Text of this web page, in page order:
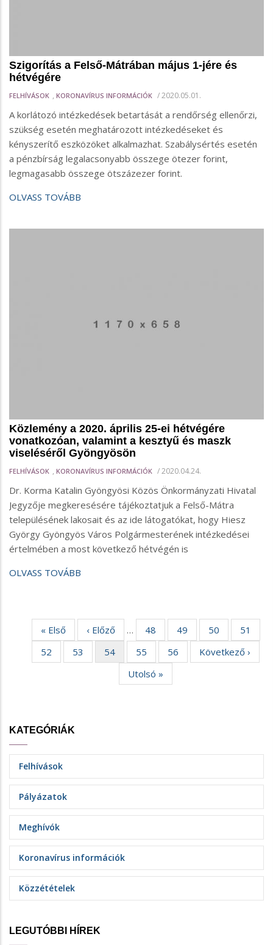
Szigorítás a Felső-Mátrában május 1-jére és
hétvégére
FELHÍVÁSOK , KORONAVÍRUS INFORMÁCIÓK /2020.05.01.
A korlátozó intézkedések betartását a rendőrség ellenőrzi,
szükség esetén meghatározott intézkedéseket és
kényszerítő eszközöket alkalmazhat. Szabálysértés esetén
a pénzbírság legalacsonyabb összege ötezer forint,
legmagasabb összege ötszázezer forint.
OLVASS TOVÁBB
Közlemény a 2020. április 25-ei hétvégére
vonatkozóan, valamint a kesztyű és maszk
viseléséről Gyöngyösön
FELHÍVÁSOK , KORONAVÍRUS INFORMÁCIÓK /2020.04.24.
Dr. Korma Katalin Gyöngyösi Közös Önkormányzati Hivatal
Jegyzője megkeresésére tájékoztatjuk a Felső-Mátra
településének lakosait és az ide látogatókat, hogy Hiesz
György Gyöngyös Város Polgármesterének intézkedései
értelmében a most következő hétvégén is
OLVASS TOVÁBB
Oldalszámozás
Első
oldal
« Első
Előző
oldal
‹ Előző … Oldal
48 Oldal
49 Oldal
50 Oldal
51
Oldal
52 Oldal
53
Aktuális
oldal
54 Oldal
55 Oldal
56
Következő
oldal
Következő ›
Utolsó
oldal
Utolsó »
KATEGÓRIÁK
Felhívások
Pályázatok
Meghívók
Koronavírus információk
Közzétételek
LEGUTÓBBI HÍREK